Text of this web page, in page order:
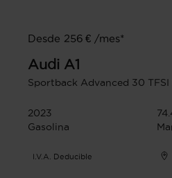
Desde 256 € /mes*
Audi A1
Sportback Advanced 30 TFSI
2023
Gasolina
I.V.A. Deducible